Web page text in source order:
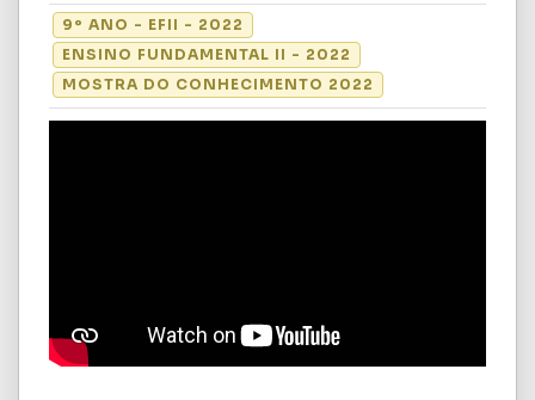
9º ANO - EFII - 2022
ENSINO FUNDAMENTAL II - 2022
MOSTRA DO CONHECIMENTO 2022